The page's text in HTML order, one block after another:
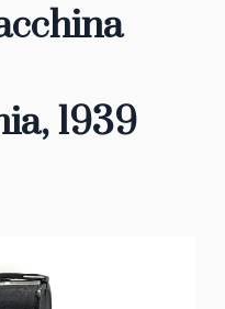
1939